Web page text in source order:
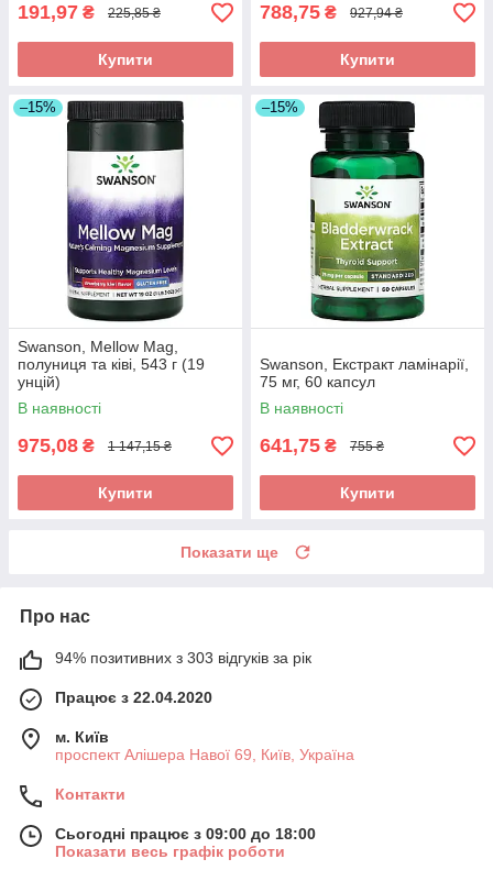
191,97 ₴ 225,85 ₴
Купити
788,75 ₴ 927,94 ₴
Купити
–15%
Swanson, Mellow Mag,
полуниця та ківі, 543 г (19
унцій)
В наявності
975,08 ₴ 1 147,15 ₴
Купити
–15%
Swanson, Екстракт ламінарії,
75 мг, 60 капсул
В наявності
641,75 ₴ 755 ₴
Купити
Показати ще
Про нас
94% позитивних з 303 відгуків за рік
Працює з 22.04.2020
м. Київ
проспект Алішера Навої 69, Київ, Україна
Контакти
Сьогодні працює з 09:00 до 18:00
Показати весь графік роботи